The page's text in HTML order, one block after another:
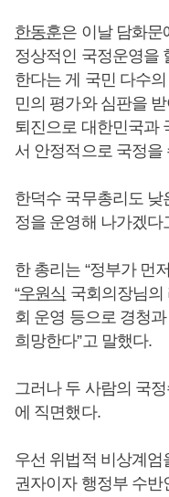
한동훈은 이날 담화문
정상적인 국정운영을
한다는 게 국민 다수
민의 평가와 심판을
퇴진으로 대한민국과
서 안정적으로 국정을
한덕수 국무총리도
정을 운영해 나가겠다
한 총리는 “정부가 먼
“우원식 국회의장님의
회 운영 등으로 경청
희망한다”고 말했다.
그러나 두 사람의 국
에 직면했다.
우선 위법적 비상계
권자이자 행정부 수